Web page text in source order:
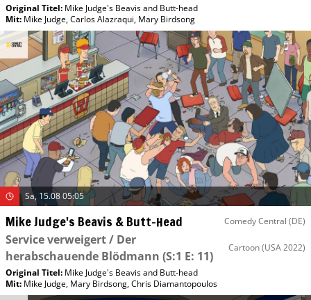
Original Titel: Mike Judge's Beavis and Butt-head
Mit: Mike Judge,Carlos Alazraqui, Mary Birdsong
Sa, 15.08 05:05
Mike Judge's Beavis & Butt-Head Comedy Central (DE)
Service verweigert / Der
herabschauende Blödmann (S:1 E: 11)
Cartoon(USA 2022)
Original Titel: Mike Judge's Beavis and Butt-head
Mit: Mike Judge, Mary Birdsong,Chris Diamantopoulos